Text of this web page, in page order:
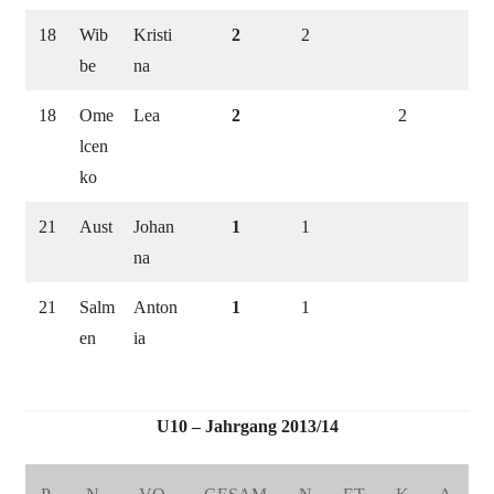
18
Wib
be
Kristi
na
2 2
18
Ome
lcen
ko
Lea 2 2
21 Aust
Johan
na
1 1
21
Salm
en
Anton
ia
1 1
U10 – Jahrgang 2013/14